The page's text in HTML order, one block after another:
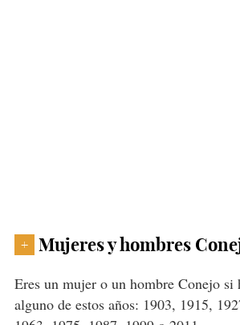
+ Mujeres y hombres
Eres un mujer o un hombre Conejo si
alguno de estos años: 1903, 1915,